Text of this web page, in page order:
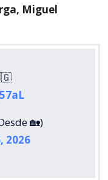
Miguel
🏡)
2026